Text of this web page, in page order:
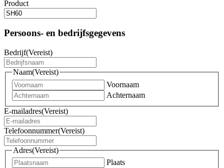
Product
Persoons- en bedrijfsgegevens
Bedrijf(Vereist)
Naam(Vereist)
Voornaam
Achternaam
E-mailadres(Vereist)
Telefoonnummer(Vereist)
Adres(Vereist)
Plaats